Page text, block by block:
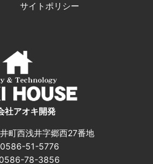
サイトポリシー
社アオキ開発
町西浅井字郷西27番地
51-5776
78-3856